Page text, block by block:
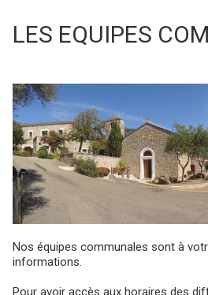
LES EQUIPES
Nos équipes communales sont à votre disposition pour toutes
informations.
Pour avoir accès aux horaires des